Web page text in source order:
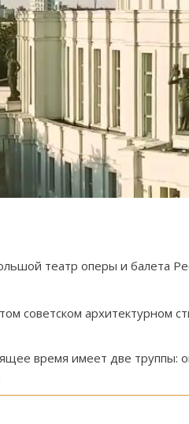
театр оперы и балета
советском архитектурном
время имеет две труппы: